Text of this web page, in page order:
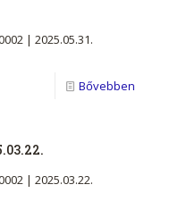
| 2025.05.31.
Bővebben
| 2025.03.22.